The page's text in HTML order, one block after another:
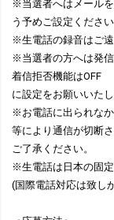
※当選者へはメール
う予めご設定ください
※生電話の録音はご遠
※当選者の方へは発
着信拒否機能はOFF
に設定をお願いいたし
※お電話に出られな
等により通信が切断
ご了承ください。
※生電話は日本の固
(国際電話対応は致し